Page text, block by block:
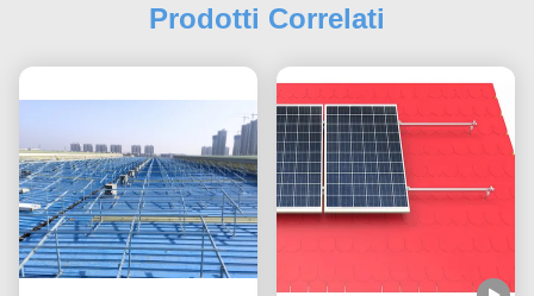
Prodotti Correlati